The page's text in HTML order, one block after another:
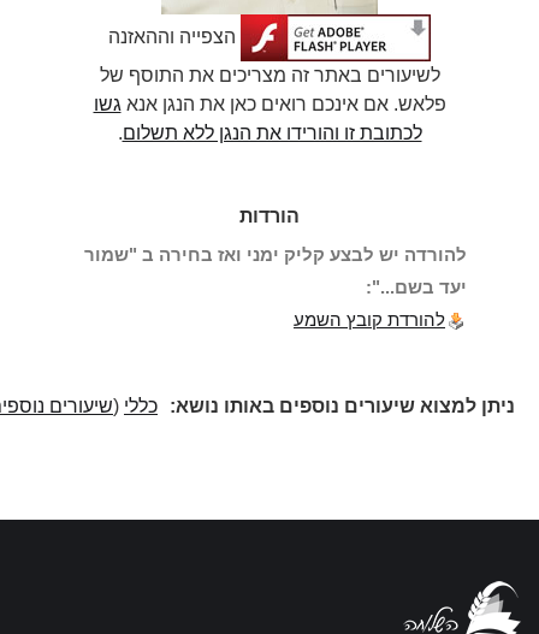
הצפייה וההאזנה
לשיעורים באתר זה מצריכים את התוסף של
פלאש. אם אינכם רואים כאן את הנגן אנאגשו
לכתובת זו והורידו את הנגן ללא תשלום.
הורדות
להורדה יש לבצע קליק ימני ואז בחירה ב "שמור
יעד בשם...":
להורדת קובץ השמע
ניתן למצוא שיעורים נוספים באותו נושא: כללי(שיעורים נוספים)